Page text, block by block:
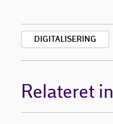
DIGITALISERING
Relateret